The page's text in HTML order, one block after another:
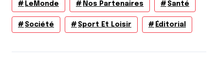
LeMonde Nos Partenaires Santé
Société Sport Et Loisir Éditorial